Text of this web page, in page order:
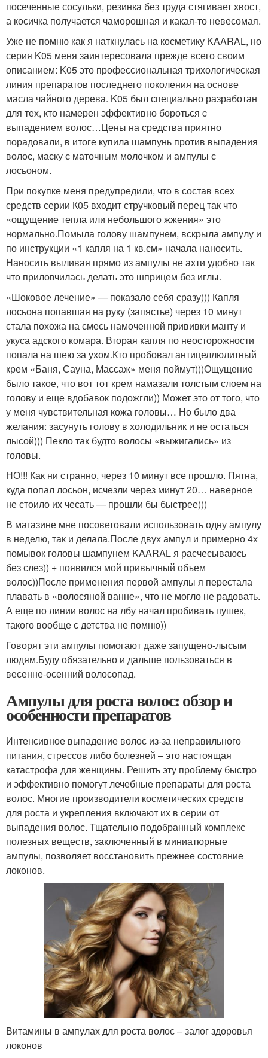
посеченные сосульки, резинка без труда стягивает хвост,
а косичка получается чаморошная и какая-то невесомая.
Уже не помню как я наткнулась на косметику KAARAL, но
серия K05 меня заинтересовала прежде всего своим
описанием: K05 это профессиональная трихологическая
линия препаратов последнего поколения на основе
масла чайного дерева. K05 был специально разработан
для тех, кто намерен эффективно бороться c
выпадением волос…Цены на средства приятно
порадовали, в итоге купила шампунь против выпадения
волос, маску с маточным молочком и ампулы с
лосьоном.
При покупке меня предупредили, что в состав всех
средств серии К05 входит стручковый перец так что
«ощущение тепла или небольшого жжения» это
нормально.Помыла голову шампунем, вскрыла ампулу и
по инструкции «1 капля на 1 кв.см» начала наносить.
Наносить выливая прямо из ампулы не ахти удобно так
что приловчилась делать это шприцем без иглы.
«Шоковое лечение» — показало себя сразу))) Капля
лосьона попавшая на руку (запястье) через 10 минут
стала похожа на смесь намоченной прививки манту и
укуса адского комара. Вторая капля по неосторожности
попала на шею за ухом.Кто пробовал антицеллюлитный
крем «Баня, Сауна, Массаж» меня поймут)))Ощущение
было такое, что вот тот крем намазали толстым слоем на
голову и еще вдобавок подожгли)) Может это от того, что
у меня чувствительная кожа головы… Но было два
желания: засунуть голову в холодильник и не остаться
лысой))) Пекло так будто волосы «выжигались» из
головы.
НО!!! Как ни странно, через 10 минут все прошло. Пятна,
куда попал лосьон, исчезли через минут 20… наверное
не стоило их чесать — прошли бы быстрее)))
В магазине мне посоветовали использовать одну ампулу
в неделю, так и делала.После двух ампул и примерно 4х
помывок головы шампунем KAARAL я расчесываюсь
без слез)) + появился мой привычный объем
волос))После применения первой ампулы я перестала
плавать в «волосяной ванне», что не могло не радовать.
А еще по линии волос на лбу начал пробивать пушек,
такого вообще с детства не помню))
Говорят эти ампулы помогают даже запущено-лысым
людям.Буду обязательно и дальше пользоваться в
весенне-осенний волосопад.
Ампулы для роста волос: обзор и
особенности препаратов
Интенсивное выпадение волос из-за неправильного
питания, стрессов либо болезней – это настоящая
катастрофа для женщины. Решить эту проблему быстро
и эффективно помогут лечебные препараты для роста
волос. Многие производители косметических средств
для роста и укрепления включают их в серии от
выпадения волос. Тщательно подобранный комплекс
полезных веществ, заключенный в миниатюрные
ампулы, позволяет восстановить прежнее состояние
локонов.
Витамины в ампулах для роста волос – залог здоровья
локонов